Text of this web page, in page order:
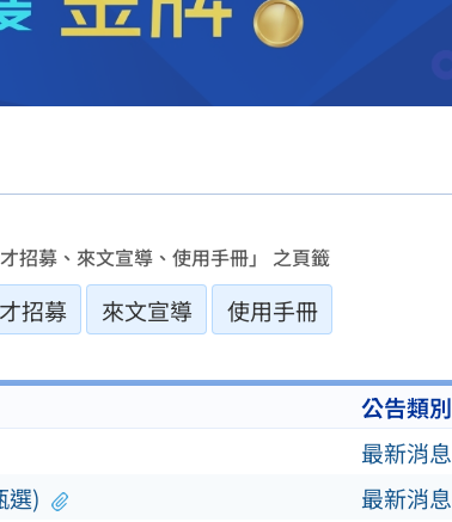
招募、來文宣導、使用手冊」 之頁籤
招募 來文宣導 使用手冊
公告類別
最新消息
選) 最新消息